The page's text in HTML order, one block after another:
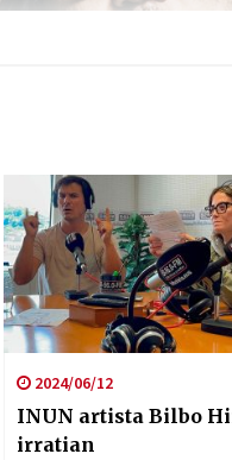
2024/06/12
INUN artista Bilbo
irratian